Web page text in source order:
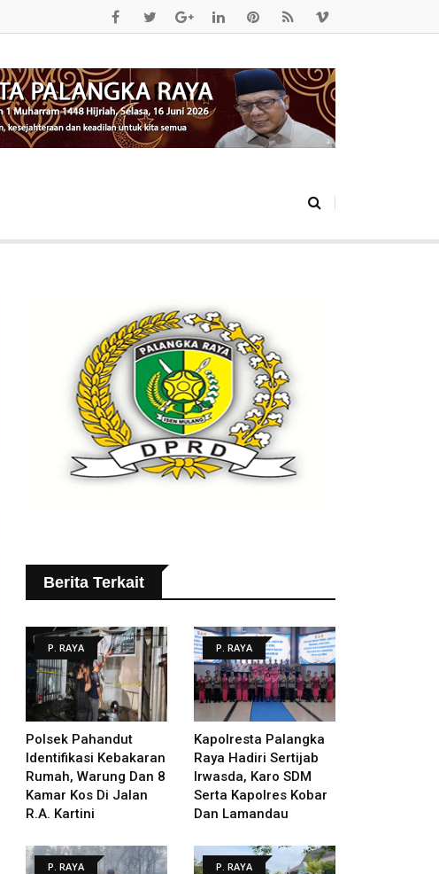
Berita Terkait
P. RAYA
Polsek Pahandut
Identifikasi Kebakaran
Rumah, Warung Dan 8
Kamar Kos Di Jalan
R.A. Kartini
P. RAYA
Kapolresta Palangka
Raya Hadiri Sertijab
Irwasda, Karo SDM
Serta Kapolres Kobar
Dan Lamandau
P. RAYA P. RAYA